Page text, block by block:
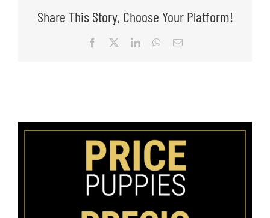
Share This Story, Choose Your Platform!
Facebook LinkedInWhatsApp
Email